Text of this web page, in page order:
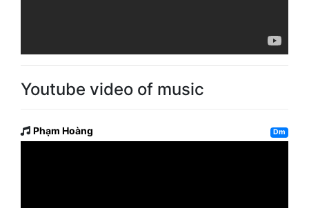
Youtube video of music
Phạm Hoàng Dm